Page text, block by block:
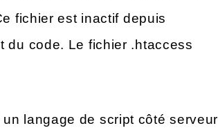
fichier est inactif depuis
du code. Le fichier .htaccess
langage de script côté serveur